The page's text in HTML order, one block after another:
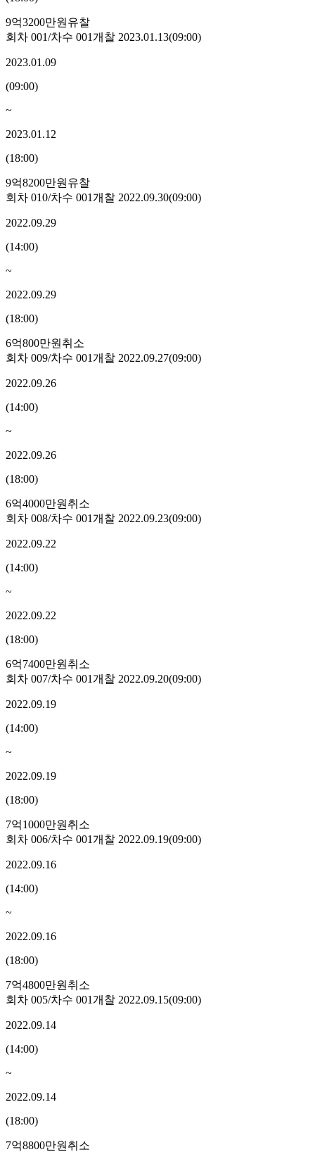
9억3200만원 유찰
회차 001/차수 001개찰 2023.01.13(09:00)
2023.01.09
(09:00)
~
2023.01.12
(18:00)
9억8200만원 유찰
회차 010/차수 001개찰 2022.09.30(09:00)
2022.09.29
(14:00)
~
2022.09.29
(18:00)
6억800만원 취소
회차 009/차수 001개찰 2022.09.27(09:00)
2022.09.26
(14:00)
~
2022.09.26
(18:00)
6억4000만원 취소
회차 008/차수 001개찰 2022.09.23(09:00)
2022.09.22
(14:00)
~
2022.09.22
(18:00)
6억7400만원 취소
회차 007/차수 001개찰 2022.09.20(09:00)
2022.09.19
(14:00)
~
2022.09.19
(18:00)
7억1000만원 취소
회차 006/차수 001개찰 2022.09.19(09:00)
2022.09.16
(14:00)
~
2022.09.16
(18:00)
7억4800만원 취소
회차 005/차수 001개찰 2022.09.15(09:00)
2022.09.14
(14:00)
~
2022.09.14
(18:00)
7억8800만원 취소